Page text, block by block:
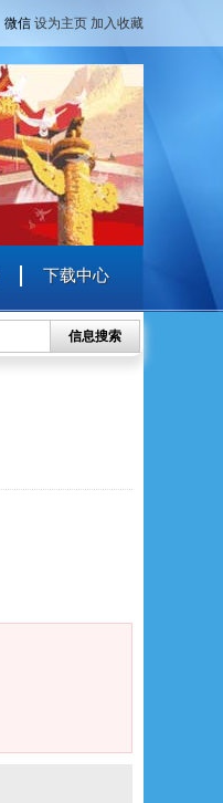
微信 设为主页 加入收藏
下载中心
信息搜索